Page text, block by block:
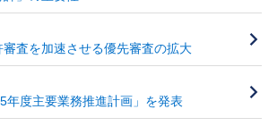
査を加速させる優先審査の拡大
年度主要業務推進計画」を発表